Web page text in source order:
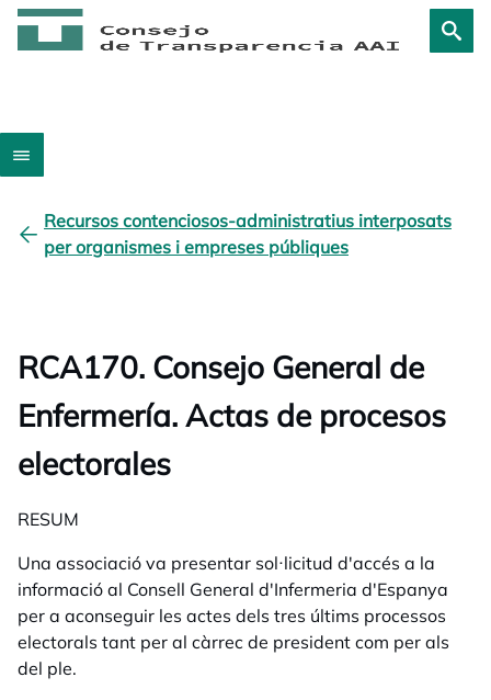
Recursos contenciosos-administratius interposats
per organismes i empreses públiques
RCA170. Consejo General de
Enfermería. Actas de procesos
electorales
RESUM
Una associació va presentar sol·licitud d'accés a la
informació al Consell General d'Infermeria d'Espanya
per a aconseguir les actes dels tres últims processos
electorals tant per al càrrec de president com per als
del ple.